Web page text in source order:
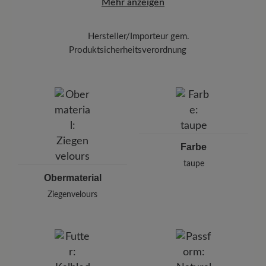
besprühen Sie die Oberfläche gleichmäßig
Mehr anzeigen
Hersteller/Importeur gem.
Produktsicherheitsverordnung
Pleidelsheimer Str. 15/1, 74321 Bietigheim-Bissingen,
E-mail:
kundenbetreuung@baer-schuhe.de
Telefon: 0800 51 65 65 56 (gebührenfrei)
Obermaterial
Ziegenvelours
Farbe
taupe